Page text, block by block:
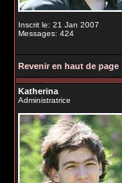
Inscrit le: 21 Jan 2007
Messages: 424
Revenir en haut de page
Katherina
Administratrice